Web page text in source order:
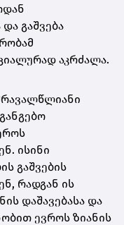
გაშვება
აკრძალა.
ისინი
გაშვების
რადგან ის
დაშავებასა და
ევროს ზიანის